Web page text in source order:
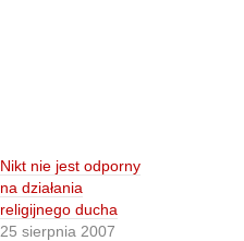
Nikt nie jest odporny
na działania
religijnego ducha
25 sierpnia 2007